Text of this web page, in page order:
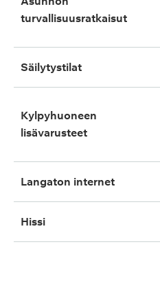
turvallisuusratkaisut
säilytystilat
kylpyhuoneen
lisävarusteet
langaton internet
hissi